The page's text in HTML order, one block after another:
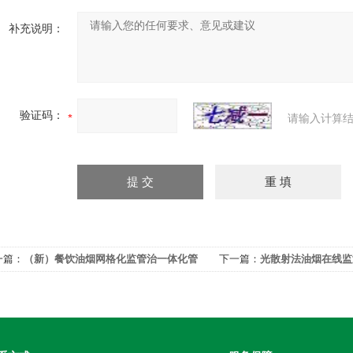
补充说明：
验证码： 请输入计算
：
（新）餐饮油烟网格化监管治一体化管
下一篇： 光散射法油烟在线